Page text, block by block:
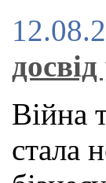
Війна
стала